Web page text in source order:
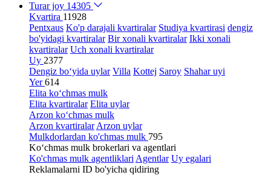
Turar joy 14305
Kvartira 11928
Pentxaus Ko'p darajali kvartiralar Studiya kvartirasi dengiz
bo'yidagi kvartiralar Bir xonali kvartiralar Ikki xonali
kvartiralar Uch xonali kvartiralar
Uy 2377
Dengiz bo‘yida uylar Villa Kottej Saroy Shahar uyi
Yer614
Elita ko‘chmas mulk
Elita kvartiralar Elita uylar
Arzon ko‘chmas mulk
Arzon kvartiralar Arzon uylar
Mulkdorlardan ko'chmas mulk 795
Ko‘chmas mulk brokerlari va agentlari
Ko'chmas mulk agentliklari Agentlar Uy egalari
Reklamalarni ID bo'yicha qidiring